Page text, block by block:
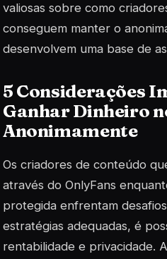
valiosas sobre como
conseguem manter o
desenvolvem uma base de
5 Considerações
Ganhar Dinheiro
Anonimamente
Os criadores de conteúdo
através do OnlyFans
protegida enfrentam
estratégias adequadas, é
rentabilidade e privacidade.